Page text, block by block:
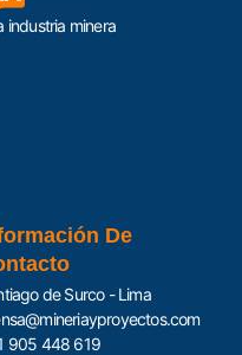
industria minera
De
de Surco - Lima
905 448 619